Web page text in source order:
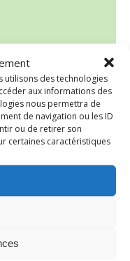
utilisons des technologies
aux informations des
nous permettra de
de navigation ou les ID
ou de retirer son
certaines caractéristiques